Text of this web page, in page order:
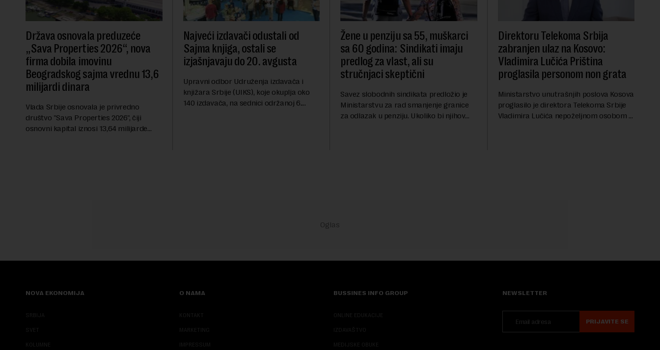
Država osnovala preduzeće
„Sava Properties 2026“, nova
firma dobila imovinu
Beogradskog sajma vrednu 13,6
milijardi dinara
Vlada Srbije osnovala je privredno
društvo "Sava Properties 2026", čiji
osnovni kapital iznosi 13,64 milijarde
Najveći izdavači odustali od
Sajma knjiga, ostali se
izjašnjavaju do 20. avgusta
Upravni odbor Udruženja izdavača i
knjižara Srbije (UIKS), koje okuplja oko
140 izdavača, na sednici održanoj 6.
Žene u penziju sa 55, muškarci
sa 60 godina: Sindikati imaju
predlog za vlast, ali su
stručnjaci skeptični
Savez slobodnih sindikata predložio je
Ministarstvu za rad smanjenje granice
za odlazak u penziju. Ukoliko bi njihov
Direktoru Telekoma Srbija
zabranjen ulaz na Kosovo:
Vladimira Lučića Priština
proglasila personom non grata
Ministarstvo unutrašnjih poslova Kosova
proglasilo je direktora Telekoma Srbije
Vladimira Lučića nepoželjnom osobom i
NOVA EKONOMIJA
SRBIJA
SVET
KOLUMNE
O NAMA
KONTAKT
MARKETING
IMPRESSUM
BUSSINES INFO GROUP
ONLINE EDUKACIJE
IZDAVAŠTVO
MEDIJSKE OBUKE
NEWSLETTER
PRIJAVITE SE